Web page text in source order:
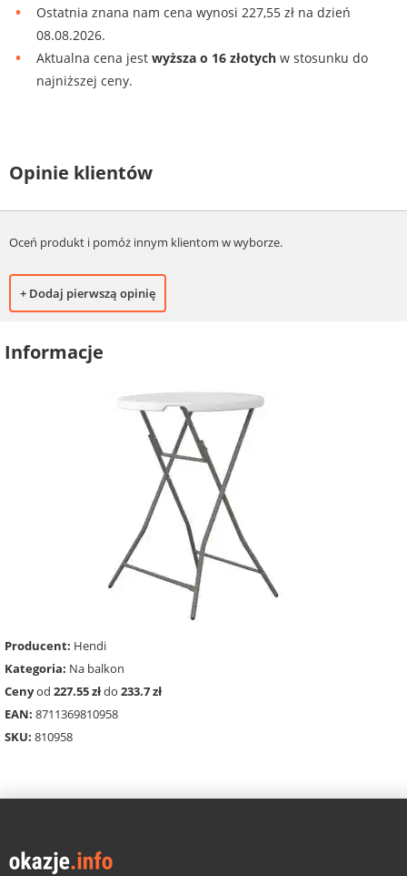
Ostatnia znana nam cena wynosi 227,55 zł na dzień
08.08.2026.
Aktualna cena jest wyższa o 16 złotych w stosunku do
najniższej ceny.
Opinie klientów
Oceń produkt i pomóż innym klientom w wyborze.
+ Dodaj pierwszą opinię
Informacje
Producent: Hendi
Kategoria: Na balkon
Cenyod 227.55 złdo 233.7 zł
EAN: 8711369810958
SKU: 810958